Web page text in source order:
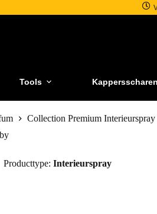
Tools Kappersscharen
Collection Premium
Producttype: Interieurspray